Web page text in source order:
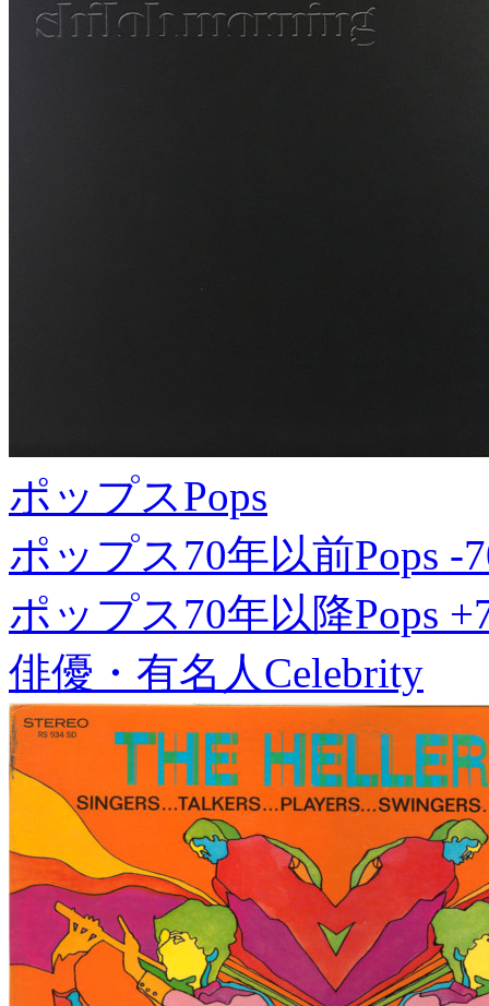
ポップスPops
ポップス70年以前Pops -
ポップス70年以降Pops
俳優・有名人Celebrity